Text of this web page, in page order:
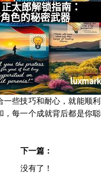
些技巧和耐心，就能顺
每一个成就背后都是你聪
下一篇：
没有了！